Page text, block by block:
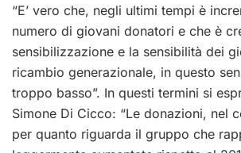
“E’ vero che, negli ultimi tempi è
numero di giovani donatori e che è
sensibilizzazione e la sensibilità dei
ricambio generazionale, in questo
troppo basso”. In questi termini si
Simone Di Cicco: “Le donazioni, nel
per quanto riguarda il gruppo che